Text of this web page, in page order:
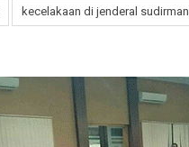
kecelakaan di jenderal sudirman